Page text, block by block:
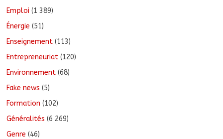
Emploi (1 389)
Énergie (51)
Enseignement (113)
Entrepreneuriat (120)
Environnement (68)
Fake news (5)
Formation (102)
Généralités (6 269)
Genre (46)